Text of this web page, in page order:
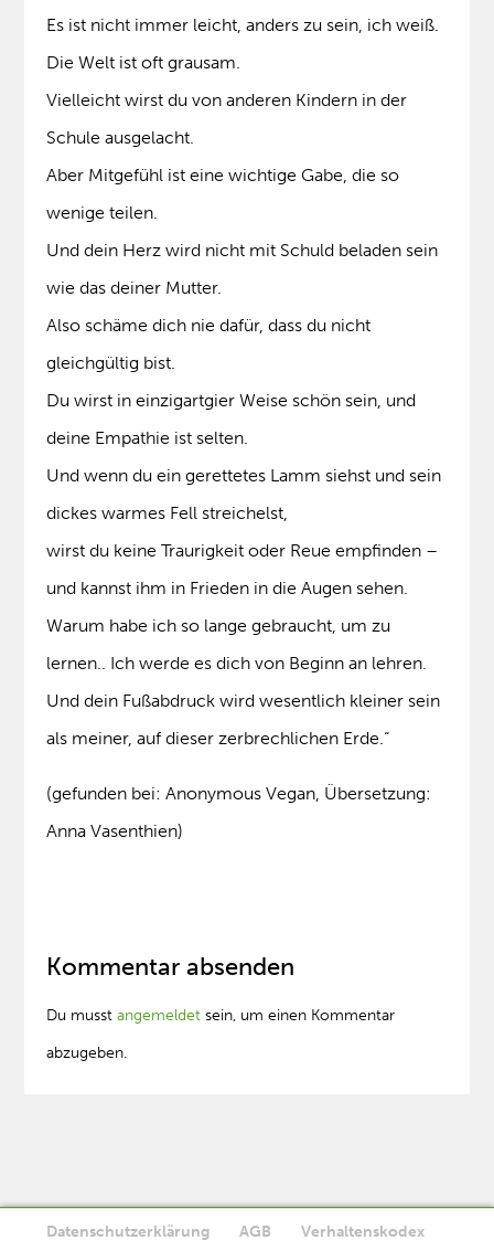
Es ist nicht immer leicht, anders zu sein, ich weiß.
Die Welt ist oft grausam.
Vielleicht wirst du von anderen Kindern in der
Schule ausgelacht.
Aber Mitgefühl ist eine wichtige Gabe, die so
wenige teilen.
Und dein Herz wird nicht mit Schuld beladen sein
wie das deiner Mutter.
Also schäme dich nie dafür, dass du nicht
gleichgültig bist.
Du wirst in einzigartgier Weise schön sein, und
deine Empathie ist selten.
Und wenn du ein gerettetes Lamm siehst und sein
dickes warmes Fell streichelst,
wirst du keine Traurigkeit oder Reue empfinden –
und kannst ihm in Frieden in die Augen sehen.
Warum habe ich so lange gebraucht, um zu
lernen.. Ich werde es dich von Beginn an lehren.
Und dein Fußabdruck wird wesentlich kleiner sein
als meiner, auf dieser zerbrechlichen Erde.“
(gefunden bei: Anonymous Vegan, Übersetzung:
Anna Vasenthien)
Kommentar absenden
Du musstangemeldet sein, um einen Kommentar
abzugeben.
Datenschutzerklärung AGB Verhaltenskodex